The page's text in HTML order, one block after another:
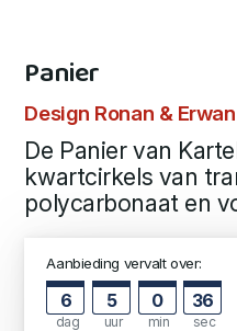
Panier
Design Ronan &
De Panier van
kwartcirkels van
polycarbonaat en
Aanbieding vervalt over:
6
dag
5
uur
0
min
35
sec